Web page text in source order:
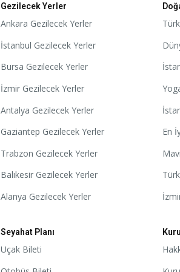
Gezilecek Yerler
Ankara Gezilecek Yerler
İstanbul Gezilecek Yerler
Bursa Gezilecek Yerler
İzmir Gezilecek Yerler
Antalya Gezilecek Yerler
Gaziantep Gezilecek Yerler
Trabzon Gezilecek Yerler
Balıkesir Gezilecek Yerler
Alanya Gezilecek Yerler
En
Seyahat Planı
Uçak Bileti